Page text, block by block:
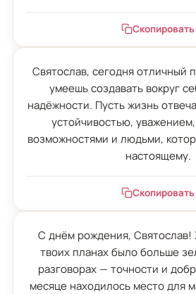
Скопировать
Святослав, сегодня отличный
умеешь создавать вокруг
надёжности. Пусть жизнь
устойчивостью,
возможностями и людьми,
настоящему.
Скопировать
С днём рождения,
твоих планах было больше
разговорах — точности и
месяце находилось место для